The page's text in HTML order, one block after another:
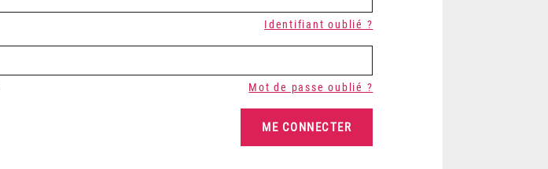
Identifiant oublié ?
Mot de passe oublié ?